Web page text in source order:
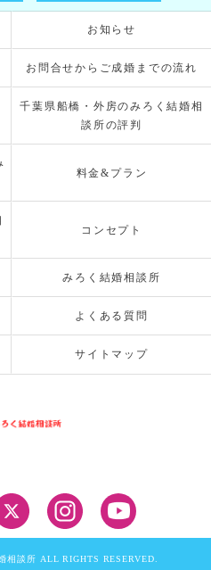
お知らせ
お問合せからご成婚までの流れ
千葉県船橋・外房のみろく結婚相
談所の評判
料金&プラン
コンセプト
みろく結婚相談所
よくある質問
サイトマップ
相談所 ALL RIGHTS RESERVED.